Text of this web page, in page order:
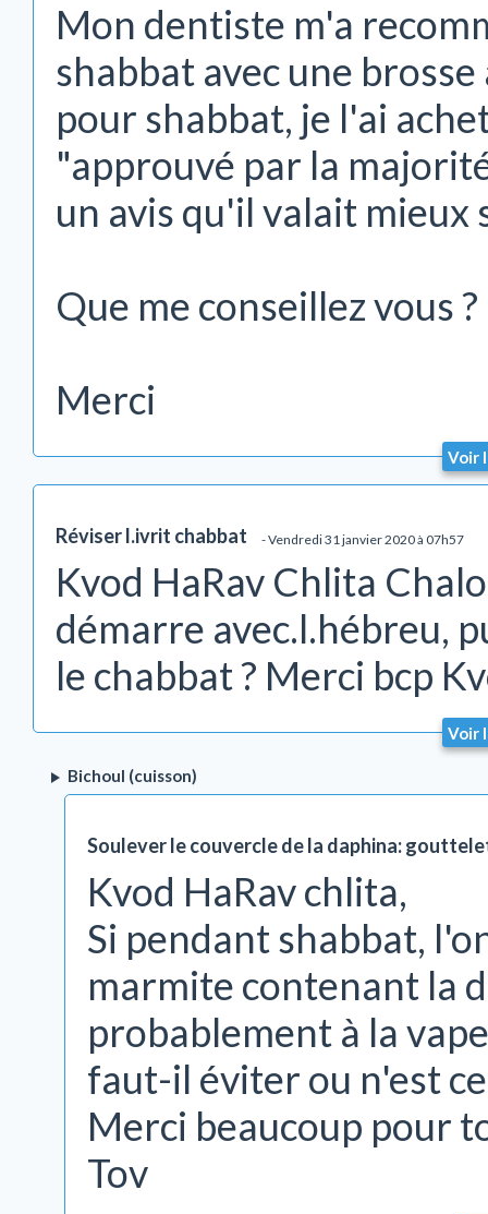
Mon dentiste m'a
shabbat avec une
pour shabbat, je l'ai
"approuvé par la
un avis qu'il valait mieux
Que me conseillez vous ?
Merci
Voir
Réviser l.ivrit chabbat - Vendredi 31 janvier 2020 à 07h57
Kvod HaRav Chlita
démarre avec.l.hébreu,
le chabbat ? Merci bcp
Voir
Bichoul (cuisson)
Soulever le couvercle de la daphina:
Kvod HaRav chlita,
Si pendant shabbat,
marmite contenant la
probablement à la
faut-il éviter ou n'est
Merci beaucoup pour
Tov